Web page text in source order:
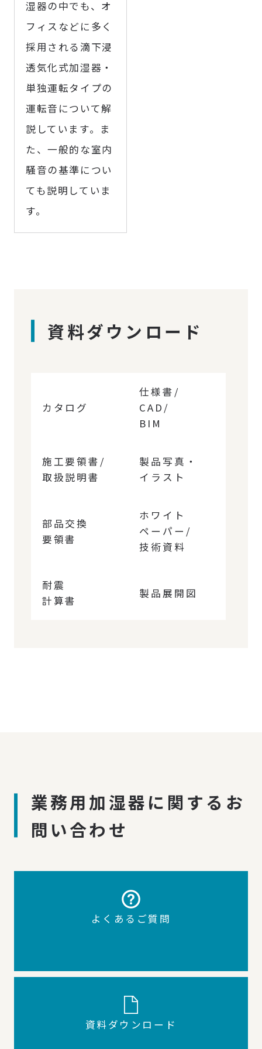
湿器の中でも、オ
フィスなどに多く
採用される滴下浸
透気化式加湿器・
単独運転タイプの
運転音について解
説しています。ま
た、一般的な室内
騒音の基準につい
ても説明していま
す。
資料ダウンロード
カタログ
仕様書/
CAD/
BIM
施工要領書/
取扱説明書
製品写真・
イラスト
部品交換
要領書
ホワイト
ペーパー/
技術資料
耐震
計算書
製品展開図
業務用加湿器に関するお
問い合わせ
よくあるご質問
資料ダウンロード